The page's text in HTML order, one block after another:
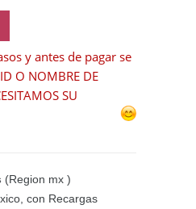
y antes de pagar se
O NOMBRE DE
SU
(Region mx )
con Recargas